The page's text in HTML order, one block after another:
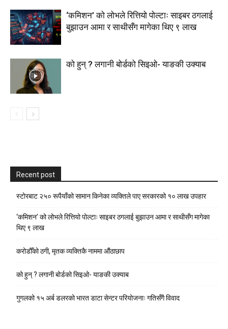
‘कमिशन’ को लोभले रित्तियो पोल्टाः साइबर ठगलाई
बुझाउन आमा र साथीसँग मागेका थिए ९ लाख
को हुन् ? लगानी बोर्डको सिइओ- याङकी उक्याब
Recent post
स्टाेरबाट २५० रूपैयाँको सामान किनेका व्यक्तिले पाए सरकारको १० लाख उपहार
‘कमिशन’ को लोभले रित्तियो पोल्टाः साइबर ठगलाई बुझाउन आमा र साथीसँग मागेका
थिए ९ लाख
करोडौँको ठगी, मृतक व्यक्तिकै नाममा औंठाछाप
को हुन् ? लगानी बोर्डको सिइओ- याङकी उक्याब
गुगलको १५ अर्ब डलरको भारत डाटा सेन्टर परियोजनाः गतिसँगै विवाद